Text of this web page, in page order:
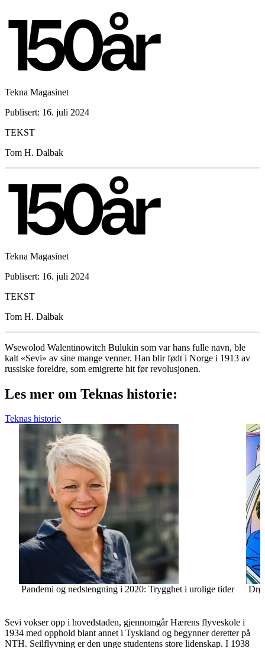
Tekna Magasinet
Publisert: 16. juli 2024
TEKST
Tom H. Dalbak
Tekna Magasinet
Publisert: 16. juli 2024
TEKST
Tom H. Dalbak
Wsewolod Walentinowitch Bulukin som var hans fulle navn, ble
kalt «Sevi» av sine mange venner. Han blir født i Norge i 1913 av
russiske foreldre, som emigrerte hit før revolusjonen.
Les mer om Teknas historie:
Teknas historie
Pandemi og nedstengning i 2020: Trygghet i urolige tider
Sevi vokser opp i hovedstaden, gjennomgår Hærens flyveskole i
1934 med opphold blant annet i Tyskland og begynner deretter på
NTH. Seilflyvning er den unge studentens store lidenskap. I 1938